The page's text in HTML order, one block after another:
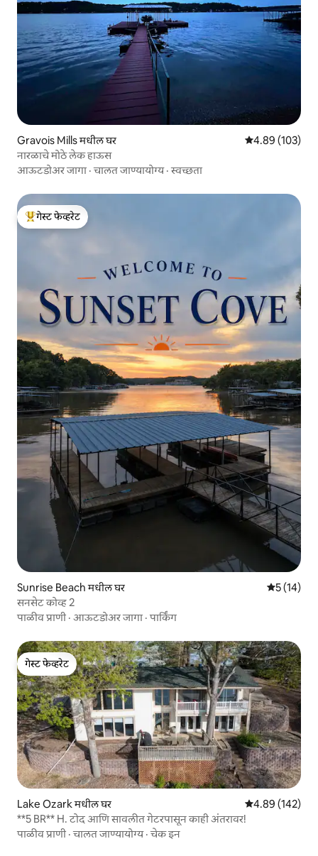
Gravois Mills मधील घर 5 पैकी 4.89
4.89 (103)
नारळाचे मोठे लेक हाऊस
आऊटडोअर जागा ·चालत जाण्यायोग्य·स्वच्छता
टॉप गेस्ट फेव्हरेट
गेस्ट फेव्हरेट
Sunrise Beach मधील घर 5 पैकी 5
5 (14)
सनसेट कोव्ह 2
पाळीव प्राणी · आऊटडोअर जागा ·पार्किंग
गेस्ट फेव्हरेट
गेस्ट फेव्हरेट
Lake Ozark मधील घर 5 पैकी 4.89
4.89 (142)
**5 BR** H. टोद आणि सावलीत गेटरपासून काही अंतरावर!
पाळीव प्राणी ·चालत जाण्यायोग्य·चेक इन